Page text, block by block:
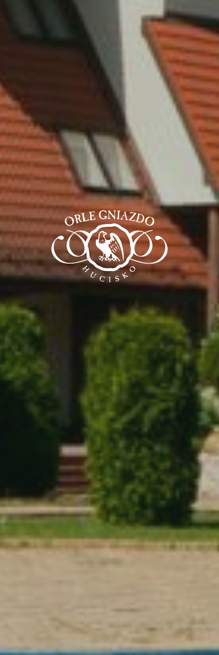
WYPOCZYNEK DLA GRUP,
WESELA, KONFERENCJE,
KOLONIE
NOCLEGI
GASTRONOMIA
KONFERENCJE
WESELA
BASEN I WELLNESS
ATRAKCJE
GALERIA
KONTAKT